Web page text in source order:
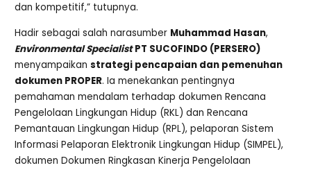
dan kompetitif,” tutupnya.
Hadir sebagai salah narasumber Muhammad Hasan,
Environmental Specialist PT SUCOFINDO (PERSERO)
menyampaikan strategi pencapaian dan pemenuhan
dokumen PROPER. Ia menekankan pentingnya
pemahaman mendalam terhadap dokumen Rencana
Pengelolaan Lingkungan Hidup (RKL) dan Rencana
Pemantauan Lingkungan Hidup (RPL), pelaporan Sistem
Informasi Pelaporan Elektronik Lingkungan Hidup (SIMPEL),
dokumen Dokumen Ringkasan Kinerja Pengelolaan